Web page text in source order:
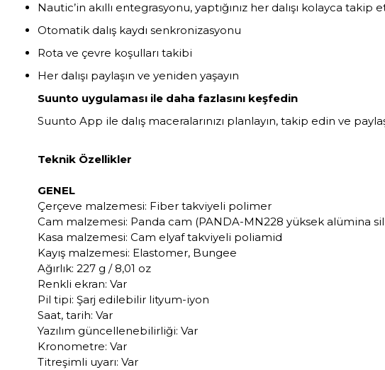
Nautic’in akıllı entegrasyonu, yaptığınız her dalışı kolayca takip
Otomatik dalış kaydı senkronizasyonu
Rota ve çevre koşulları takibi
Her dalışı paylaşın ve yeniden yaşayın
Suunto uygulaması ile daha fazlasını keşfedin
Suunto App ile dalış maceralarınızı planlayın, takip edin ve
Teknik Özellikler
GENEL
Çerçeve malzemesi: Fiber takviyeli polimer
Cam malzemesi: Panda cam (PANDA-MN228 yüksek alümina
Kasa malzemesi: Cam elyaf takviyeli poliamid
Kayış malzemesi: Elastomer, Bungee
Ağırlık: 227 g / 8,01 oz
Renkli ekran: Var
Pil tipi: Şarj edilebilir lityum-iyon
Saat, tarih: Var
Yazılım güncellenebilirliği: Var
Kronometre: Var
Titreşimli uyarı: Var